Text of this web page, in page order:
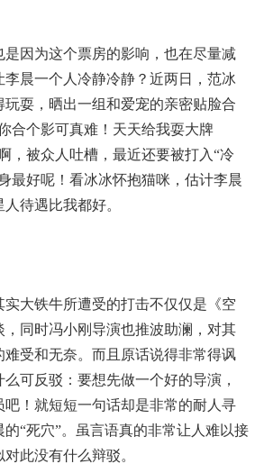
是因为这个票房的影响，也在尽量减
李晨一个人冷静冷静？近两日，范冰
玩耍，晒出一组和爱宠的亲密贴脸合
合个影可真难！天天给我耍大牌
，被众人吐槽，最近还要被打入“冷
最好呢！看冰冰怀抱猫咪，估计李晨
待遇比我都好。
实大铁牛所遭受的打击不仅仅是《空
，同时冯小刚导演也推波助澜，对其
受和无奈。而且原话说得非常得讽
可反驳：要想先做一个好的导演，
吧！就短短一句话却是非常的耐人寻
“死穴”。虽言语真的非常让人难以接
此没有什么辩驳。